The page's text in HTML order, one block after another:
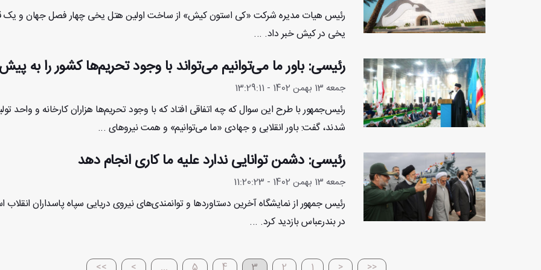
رئیس هیات مدیره شرکت «کی استون کیش» از ساخت اولین هتل یخی چهار فصل جهان و یک
یخی در کیش خبر داد. ...
رئیسی: باور ما می‌توانیم می‌تواند با وجود تحریم‌ها کشور را به
جمعه 13 بهمن 1402 - 13:29:11
رئیس‌جمهور با طرح این سوال که چه اتفاقی افتاد که با وجود تحریم‌ها هزاران کارخانه و واحد
شدند، گفت: باور انقلابی و جهادی «ما می‌توانیم» و همت نیروهای ...
رئیسی: دشمن توانایی ندارد علیه ما کاری انجام دهد
جمعه 13 بهمن 1402 - 11:20:23
رئیس جمهور از نمایشگاه آخرین دستاوردها و توانمندی‌های نیروی دریایی سپاه پاسداران انقلاب
در بندرعباس بازدید کرد. ...